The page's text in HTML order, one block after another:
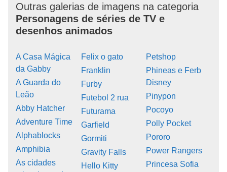
Outras galerias de imagens na categoria
Personagens de séries de TV e
desenhos animados
A Casa Mágica
da Gabby
A Guarda do
Leão
Abby Hatcher
Adventure Time
Alphablocks
Amphibia
As cidades
Felix o gato
Franklin
Furby
Futebol 2 rua
Futurama
Garfield
Gormiti
Gravity Falls
Hello Kitty
Petshop
Phineas e Ferb
Disney
Pinypon
Pocoyo
Polly Pocket
Pororo
Power Rangers
Princesa Sofia